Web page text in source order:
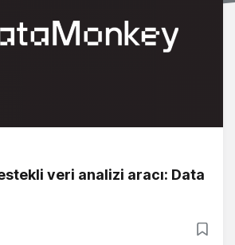
veri analizi aracı: Data